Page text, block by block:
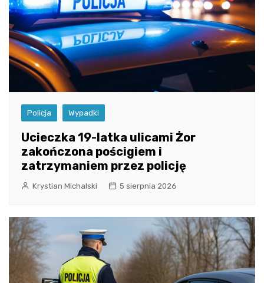
Policja Wypadki
Ucieczka 19-latka ulicami Żor
zakończona pościgiem i
zatrzymaniem przez policję
Krystian Michalski 5 sierpnia 2026